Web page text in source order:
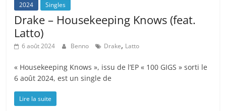
2024 Singles
Drake – Housekeeping Knows (feat.
Latto)
6 août 2024 Benno Drake, Latto
« Housekeeping Knows », issu de l’EP « 100 GIGS » sorti le
6 août 2024, est un single de
Lire la suite